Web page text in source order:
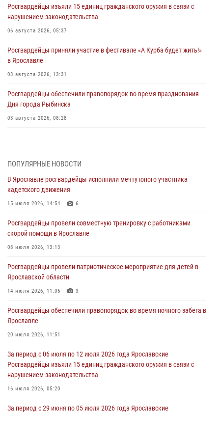
Росгвардейцы изъяли 15 единиц гражданского оружия в связи с
нарушением законодательства
06 августа 2026, 05:37
Росгвардейцы приняли участие в фестивале «А Курба будет жить!»
в Ярославле
03 августа 2026, 13:31
Росгвардейцы обеспечили правопорядок во время празднования
Дня города Рыбинска
03 августа 2026, 08:28
03 августа 2026, 07:24
Ярославские росгвардейцы за прошедшую неделю совершили
более 300 выездов по сигналам «тревога»
03 августа 2026, 07:09
Росгвардейцы оказали помощь беременной женщине во время
празднования Дня ВДВ в Ярославле
03 августа 2026, 06:20
За период с 20 июля по 26 июля 2026 года Ярославские
Росгвардейцы изъяли 41 единицу гражданского оружия в связи с
нарушением законодательства
В региональном управлении Росгвардии состоялся молебен,
приуроченный к празднику Крещения Руси
ПОПУЛЯРНЫЕ НОВОСТИ
В Ярославле росгвардейцы исполнили мечту юного участника
кадетского движения
15 июля 2026, 14:54 6
Росгвардейцы провели совместную тренировку с работниками
скорой помощи в Ярославле
08 июля 2026, 13:13
Росгвардейцы провели патриотическое мероприятие для детей в
Ярославской области
14 июля 2026, 11:06 3
Росгвардейцы обеспечили правопорядок во время ночного забега в
Ярославле
20 июля 2026, 11:51
За период с 06 июля по 12 июля 2026 года Ярославские
Росгвардейцы изъяли 15 единиц гражданского оружия в связи с
нарушением законодательства
16 июля 2026, 05:20
За период с 29 июня по 05 июля 2026 года Ярославские